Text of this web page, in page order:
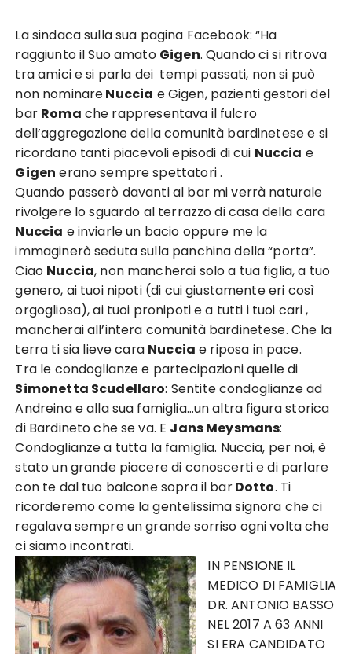
La sindaca sulla sua pagina Facebook: “Ha
raggiunto il Suo amato Gigen. Quando ci si ritrova
tra amici e si parla dei tempi passati, non si può
non nominareNuccia e Gigen, pazienti gestori del
bar Roma che rappresentava il fulcro
dell’aggregazione della comunità bardinetese e si
ricordano tanti piacevoli episodi di cui Nuccia e
Gigen erano sempre spettatori .
Quando passerò davanti al bar mi verrà naturale
rivolgere lo sguardo al terrazzo di casa della cara
Nuccia e inviarle un bacio oppure me la
immaginerò seduta sulla panchina della “porta”.
Ciao Nuccia, non mancherai solo a tua figlia, a tuo
genero, ai tuoi nipoti (di cui giustamente eri così
orgogliosa), ai tuoi pronipoti e a tutti i tuoi cari ,
mancherai all’intera comunità bardinetese. Che la
terra ti sia lieve cara Nuccia e riposa in pace.
Tra le condoglianze e partecipazioni quelle di
Simonetta Scudellaro: Sentite condoglianze ad
Andreina e alla sua famiglia…un altra figura storica
di Bardineto che se va. E Jans Meysmans:
Condoglianze a tutta la famiglia. Nuccia, per noi, è
stato un grande piacere di conoscerti e di parlare
con te dal tuo balcone sopra il barDotto. Ti
ricorderemo come la gentelissima signora che ci
regalava sempre un grande sorriso ogni volta che
ci siamo incontrati.
IN PENSIONE IL
MEDICO DI FAMIGLIA
DR. ANTONIO BASSO
NEL 2017 A 63 ANNI
SI ERA CANDIDATO